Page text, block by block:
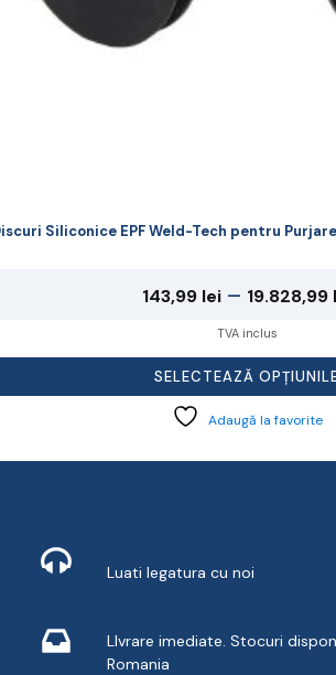
Siliconice EPF Weld-Tech pentru
143,99 lei – 19.828,99
TVA inclus
SELECTEAZĂ
Adaugă la favorite
Luati legatura cu noi
LIvrare imediate. Stocuri
Romania